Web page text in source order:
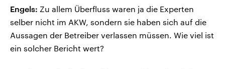
Engels: Zu allem Überfluss waren ja die Experten
selber nicht im AKW, sondern sie haben sich auf die
Aussagen der Betreiber verlassen müssen. Wie viel ist
ein solcher Bericht wert?